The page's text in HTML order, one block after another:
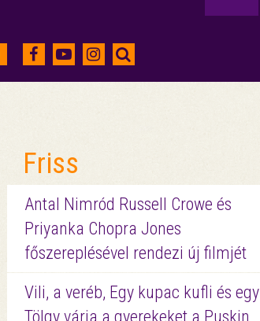
Friss
Antal Nimród Russell Crowe és
Priyanka Chopra Jones
főszereplésével rendezi új filmjét
Vili, a veréb, Egy kupac kufli és egy
Tölgy várja a gyerekeket a Puskin